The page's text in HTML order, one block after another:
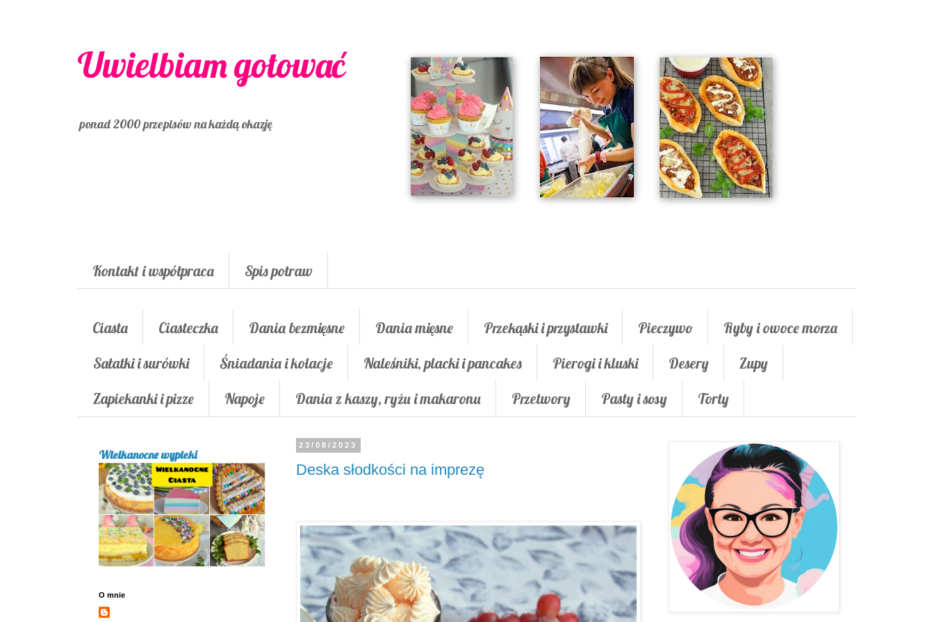
Uwielbiam gotować
ponad 2000 przepisów na każdą okazję
Kontakt i współpraca Spis potraw
Ciasta Ciasteczka Dania bezmięsne Dania mięsne Przekąski i przystawki Pieczywo
Ryby i owoce morza
Sałatki i surówki
Śniadania i kolacje Naleśniki, placki i pancakes Pierogi i kluski Desery
Zupy
Zapiekanki i pizze
Napoje Dania z kaszy, ryżu i makaronu Przetwory Pasty i sosy Torty
23/08/2023
Deska słodkości na imprezę
Wielkanocne wypieki
O mnie